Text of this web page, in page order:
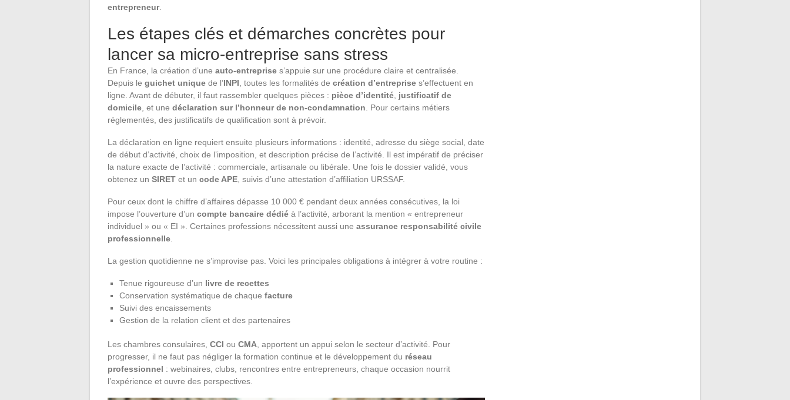
entrepreneur.
Les étapes clés et démarches concrètes pour
lancer sa micro-entreprise sans stress
En France, la création d’une auto-entreprise s’appuie sur une procédure claire et centralisée.
Depuis le guichet unique de l’INPI , toutes les formalités de création d’entreprise s’effectuent en
ligne. Avant de débuter, il faut rassembler quelques pièces : pièce d’identité justificatif de
domicile , et une déclaration sur l’honneur de non-condamnation . Pour certains métiers
réglementés, des justificatifs de qualification sont à prévoir.
La déclaration en ligne requiert ensuite plusieurs informations : identité, adresse du siège social, date
de début d’activité, choix de l’imposition, et description précise de l’activité. Il est impératif de préciser
la nature exacte de l’activité : commerciale, artisanale ou libérale. Une fois le dossier validé, vous
obtenez un SIRET et un code APE , suivis d’une attestation d’affiliation URSSAF.
Pour ceux dont le chiffre d’affaires dépasse 10 000 € pendant deux années consécutives, la loi
impose l’ouverture d’un compte bancaire dédié à l’activité, arborant la mention « entrepreneur
individuel » ou « EI ». Certaines professions nécessitent aussi une assurance responsabilité civile
professionnelle
La gestion quotidienne ne s’improvise pas. Voici les principales obligations à intégrer à votre routine :
Tenue rigoureuse d’un livre de recettes
Conservation systématique de chaque facture
Suivi des encaissements
Gestion de la relation client et des partenaires
Les chambres consulaires, CCI ou CMA , apportent un appui selon le secteur d’activité. Pour
progresser, il ne faut pas négliger la formation continue et le développement du réseau
professionnel : webinaires, clubs, rencontres entre entrepreneurs, chaque occasion nourrit
l’expérience et ouvre des perspectives.